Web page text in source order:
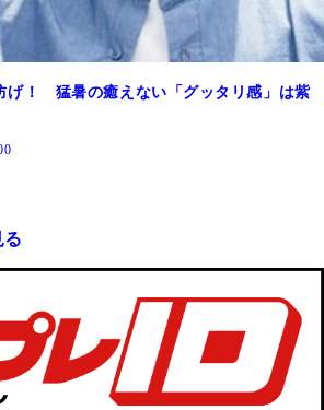
げ！ 猛暑の癒えない「グッタリ感」は紫